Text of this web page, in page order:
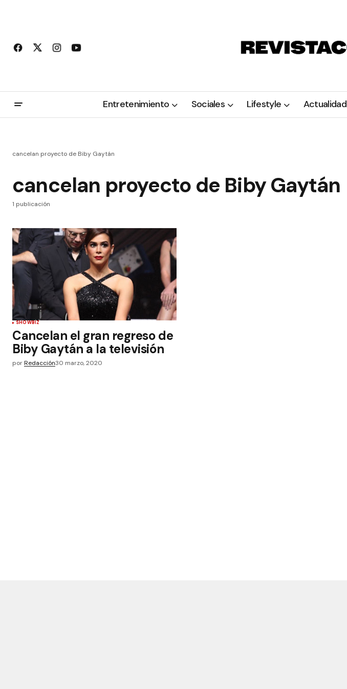
Entretenimiento Sociales Lifestyle Actualidad
cancelan proyecto de Biby Gaytán
cancelan proyecto de Biby Gaytán
1 publicación
SHOWBIZ
Cancelan el gran regreso de
Biby Gaytán a la televisión
porRedacción30 marzo, 2020